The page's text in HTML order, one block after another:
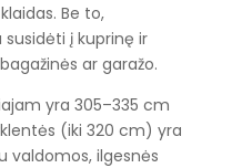
Be to,
į kuprinę ir
ar garažo.
yra 305–335 cm
(iki 320 cm) yra
valdomos, ilgesnės